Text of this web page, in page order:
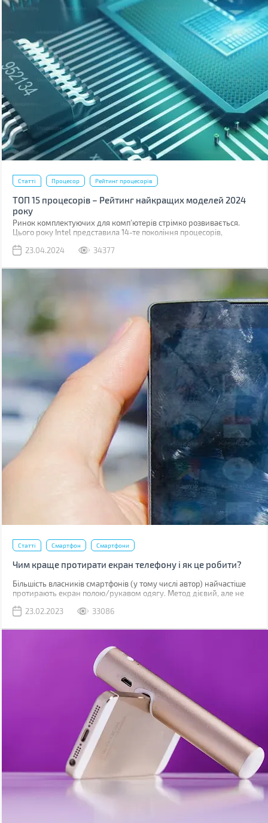
Статті Процесор Рейтинг процесорів
ТОП 15 процесорів – Рейтинг найкращих моделей 2024
року
Ринок комплектуючих для комп'ютерів стрімко розвивається.
Цього року Intel представила 14-те покоління процесорів,
рішення для платформ з підтримкою шини обміну даними PCI 5.0
23.04.2024 34377
Статті Смартфон Смартфони
Чим краще протирати екран телефону і як це робити?
Більшість власників смартфонів (у тому числі автор) найчастіше
протирають екран полою/рукавом одягу. Метод дієвий, але не
уважно придивитесь до дисплея, скоріше за все побачите
очищення.
23.02.2023 33086